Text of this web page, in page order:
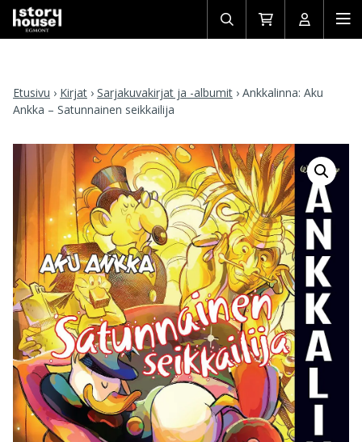
Avaa/sulje
haku
Siirry
ostoskoriin
Avaa/
Etusivu › Kirjat › Sarjakuvakirjat ja -albumit › Ankkalinna: Aku
Ankka – Satunnainen seikkailija